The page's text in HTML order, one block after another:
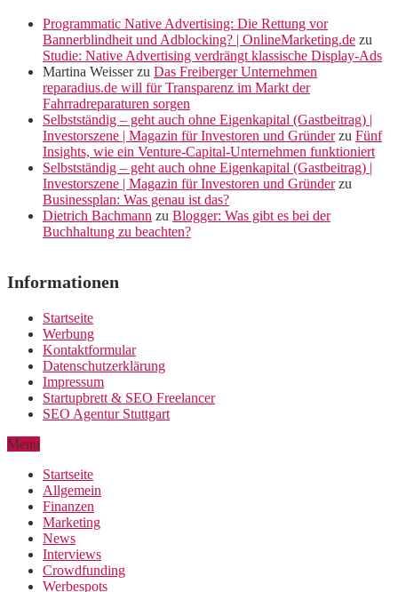
Programmatic Native Advertising: Die Rettung vor
Bannerblindheit und Adblocking? | OnlineMarketing.de zu
Studie: Native Advertising verdrängt klassische Display-Ads
Martina Weisserzu Das Freiberger Unternehmen
reparadius.de will für Transparenz im Markt der
Fahrradreparaturen sorgen
Selbstständig – geht auch ohne Eigenkapital (Gastbeitrag) |
Investorszene | Magazin für Investoren und Gründerzu Fünf
Insights, wie ein Venture-Capital-Unternehmen funktioniert
Selbstständig – geht auch ohne Eigenkapital (Gastbeitrag) |
Investorszene | Magazin für Investoren und Gründerzu
Businessplan: Was genau ist das?
Dietrich Bachmann zu Blogger: Was gibt es bei der
Buchhaltung zu beachten?
Informationen
Startseite
Werbung
Kontaktformular
Datenschutzerklärung
Impressum
Startupbrett & SEO Freelancer
SEO Agentur Stuttgart
Menu
Startseite
Allgemein
Finanzen
Marketing
News
Interviews
Crowdfunding
Werbespots